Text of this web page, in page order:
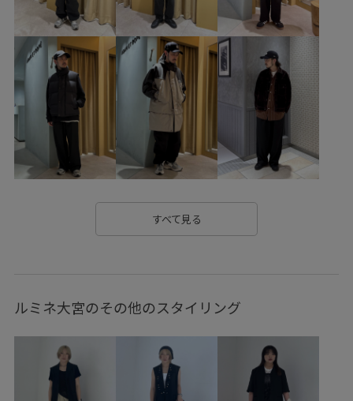
すべて見る
ルミネ大宮のその他のスタイリング